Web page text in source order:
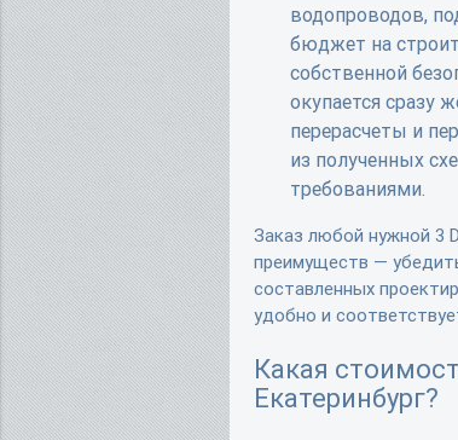
водопроводов,
бюджет на
собственной
окупается сразу
перерасчеты и
из полученных
требованиями.
Заказ любой нужной 3
преимуществ —
составленных
удобно и
Какая
Екатеринбург?